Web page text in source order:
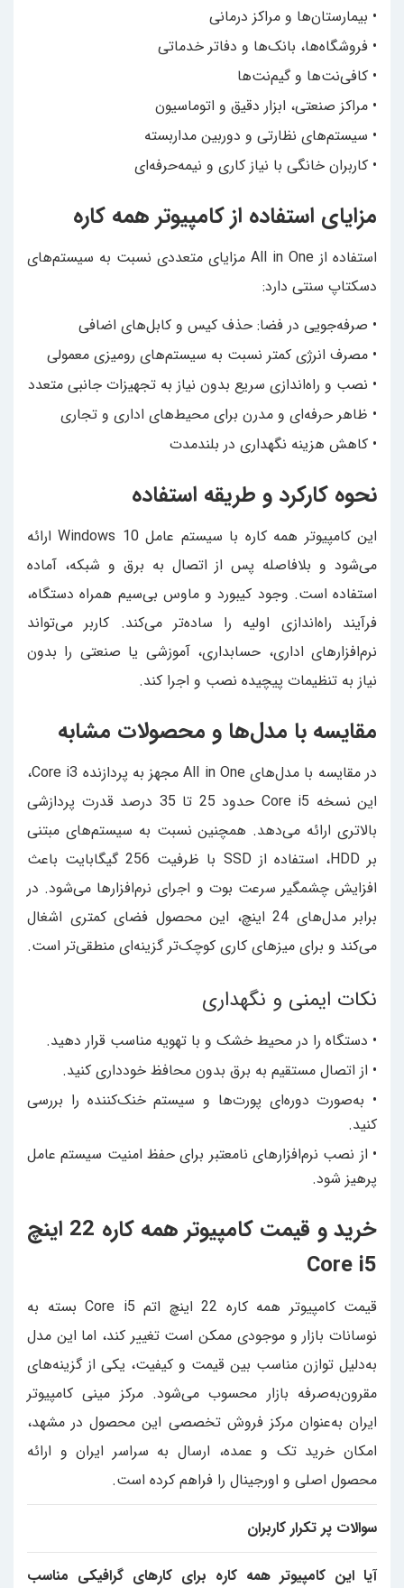
• بیمارستان‌ها و مراکز درمانی
• فروشگاه‌ها، بانک‌ها و دفاتر خدماتی
• کافی‌نت‌ها و گیم‌نت‌ها
• مراکز صنعتی، ابزار دقیق و اتوماسیون
• سیستم‌های نظارتی و دوربین مداربسته
• کاربران خانگی با نیاز کاری و نیمه‌حرفه‌ای
مزایای استفاده از کامپیوتر همه کاره
استفاده از All in One مزایای متعددی نسبت به سیستم‌های
دسکتاپ سنتی دارد:
• صرفه‌جویی در فضا: حذف کیس و کابل‌های اضافی
• مصرف انرژی کمتر نسبت به سیستم‌های رومیزی معمولی
• نصب و راه‌اندازی سریع بدون نیاز به تجهیزات جانبی متعدد
• ظاهر حرفه‌ای و مدرن برای محیط‌های اداری و تجاری
• کاهش هزینه نگهداری در بلندمدت
نحوه کارکرد و طریقه استفاده
این کامپیوتر همه کاره با سیستم عامل Windows 10 ارائه
می‌شود و بلافاصله پس از اتصال به برق و شبکه، آماده
استفاده است. وجود کیبورد و ماوس بی‌سیم همراه دستگاه،
فرآیند راه‌اندازی اولیه را ساده‌تر می‌کند. کاربر می‌تواند
نرم‌افزارهای اداری، حسابداری، آموزشی یا صنعتی را بدون
نیاز به تنظیمات پیچیده نصب و اجرا کند.
مقایسه با مدل‌ها و محصولات مشابه
در مقایسه با مدل‌های All in One مجهز به پردازنده Core i3،
این نسخه Core i5 حدود 25 تا 35 درصد قدرت پردازشی
بالاتری ارائه می‌دهد. همچنین نسبت به سیستم‌های مبتنی
بر HDD، استفاده از SSD با ظرفیت 256 گیگابایت باعث
افزایش چشمگیر سرعت بوت و اجرای نرم‌افزارها می‌شود. در
برابر مدل‌های 24 اینچ، این محصول فضای کمتری اشغال
می‌کند و برای میزهای کاری کوچک‌تر گزینه‌ای منطقی‌تر است.
نکات ایمنی و نگهداری
• دستگاه را در محیط خشک و با تهویه مناسب قرار دهید.
• از اتصال مستقیم به برق بدون محافظ خودداری کنید.
• به‌صورت دوره‌ای پورت‌ها و سیستم خنک‌کننده را بررسی
کنید.
• از نصب نرم‌افزارهای نامعتبر برای حفظ امنیت سیستم عامل
پرهیز شود.
خرید و قیمت کامپیوتر همه کاره 22 اینچ
Core i5
قیمت کامپیوتر همه کاره 22 اینچ اتم Core i5 بسته به
نوسانات بازار و موجودی ممکن است تغییر کند، اما این مدل
به‌دلیل توازن مناسب بین قیمت و کیفیت، یکی از گزینه‌های
مقرون‌به‌صرفه بازار محسوب می‌شود. مرکز مینی کامپیوتر
ایران به‌عنوان مرکز فروش تخصصی این محصول در مشهد،
امکان خرید تک و عمده، ارسال به سراسر ایران و ارائه
محصول اصلی و اورجینال را فراهم کرده است.
سوالات پر تکرار کاربران
آیا این کامپیوتر همه کاره برای کارهای گرافیکی مناسب